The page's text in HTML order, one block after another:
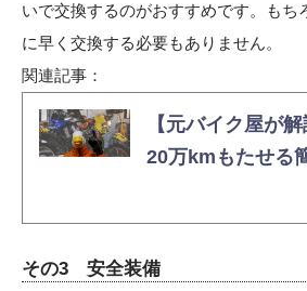
いで交換するのがおすすめです。もち
に早く交換する必要もありません。
関連記事：
【元バイク屋が
20万kmもたせる
その3 安全装備